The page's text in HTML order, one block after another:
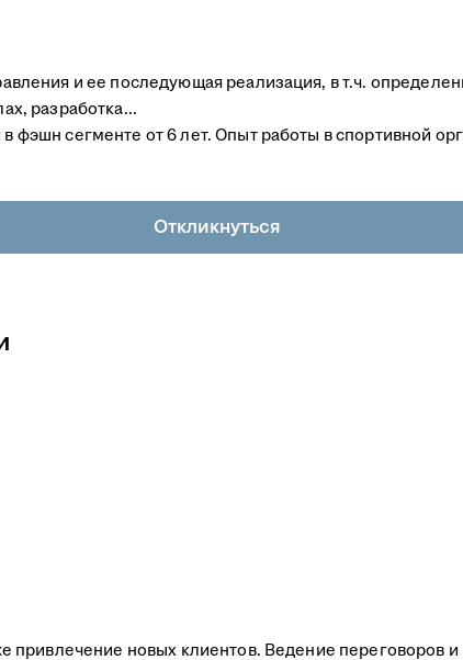
и ее последующая реализация, в т.ч.
разработка...
сегменте от 6 лет. Опыт работы в спортивной
Откликнуться
привлечение новых клиентов. Ведение переговоров и